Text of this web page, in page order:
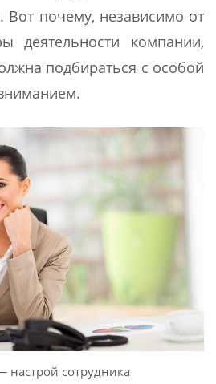
Вот почему, независимо от
деятельности компании,
подбираться с особой
настрой сотрудника